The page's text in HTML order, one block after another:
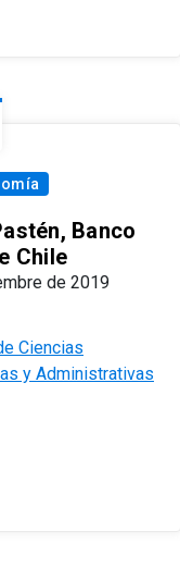
Banco
Chile
de 2019
Ciencias
y Administrativas